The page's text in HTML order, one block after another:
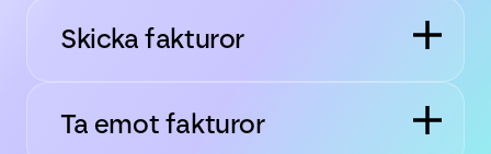
Skicka fakturor
Ta emot fakturor